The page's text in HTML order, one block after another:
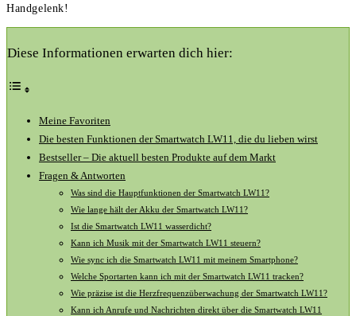
Handgelenk!
Diese Informationen erwarten dich hier:
Meine Favoriten
Die⁤ besten Funktionen​ der Smartwatch LW11, die du⁣ lieben wirst
Bestseller‌ – Die‍ aktuell besten Produkte auf dem ‌Markt
Fragen ​& Antworten
Was ⁤sind⁢ die Hauptfunktionen⁣ der ‌Smartwatch LW11?
Wie lange ⁢hält⁢ der Akku der ⁢Smartwatch ‌LW11?
Ist‍ die Smartwatch LW11 wasserdicht?
Kann ich Musik mit der Smartwatch LW11 steuern?
Wie sync ich die Smartwatch LW11 ⁤mit ⁣meinem⁤ Smartphone?
Welche ⁢Sportarten kann ich mit der Smartwatch​ LW11 tracken?
Wie ⁤präzise ist die Herzfrequenzüberwachung der Smartwatch LW11?
Kann ich Anrufe und Nachrichten ⁣direkt ⁣über die Smartwatch‍ LW11